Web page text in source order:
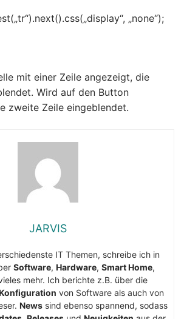
„none“);
mit einer Zeile angezeigt, die
Wird auf den Button
zweite Zeile eingeblendet.
JARVIS
IT Themen, schreibe ich in
Software, Hardware, Smart Home,
mehr. Ich berichte z.B. über die
von Software als auch von
News sind ebenso spannend, sodass